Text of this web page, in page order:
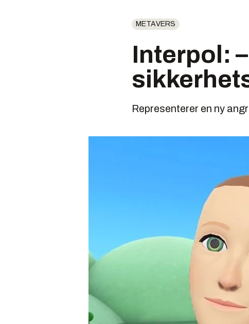
METAVERS
Interpol:
Representerer en ny